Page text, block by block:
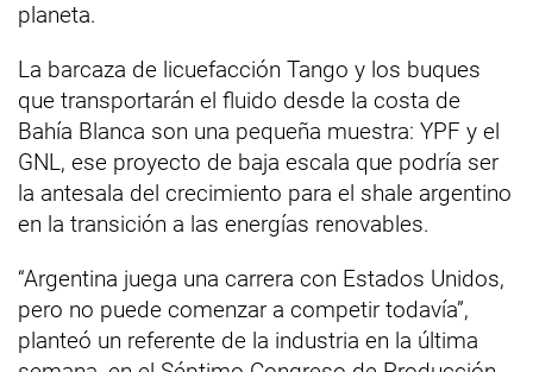
planeta.
La barcaza de licuefacción Tango y los buques
que transportarán el fluido desde la costa de
Bahía Blanca son una pequeña muestra: YPF y el
GNL, ese proyecto de baja escala que podría ser
la antesala del crecimiento para el shale argentino
en la transición a las energías renovables.
“Argentina juega una carrera con Estados Unidos,
pero no puede comenzar a competir todavía”,
planteó un referente de la industria en la última